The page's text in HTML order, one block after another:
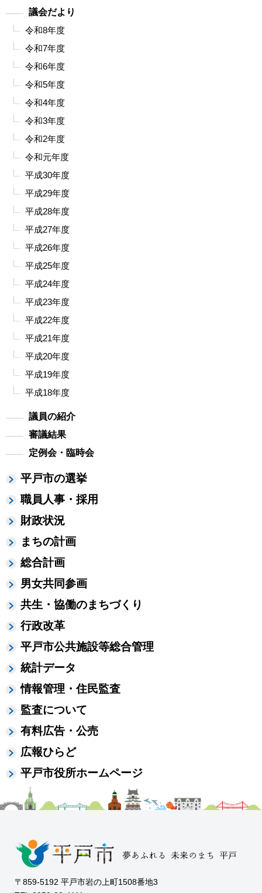
議会だより
令和8年度
令和7年度
令和6年度
令和5年度
令和4年度
令和3年度
令和2年度
令和元年度
平成30年度
平成29年度
平成28年度
平成27年度
平成26年度
平成25年度
平成24年度
平成23年度
平成22年度
平成21年度
平成20年度
平成19年度
平成18年度
議員の紹介
審議結果
定例会・臨時会
平戸市の選挙
職員人事・採用
財政状況
まちの計画
総合計画
男女共同参画
共生・協働のまちづくり
行政改革
平戸市公共施設等総合管理
統計データ
情報管理・住民監査
監査について
有料広告・公売
広報ひらど
平戸市役所ホームページ
〒859-5192 平戸市岩の上町1508番地3